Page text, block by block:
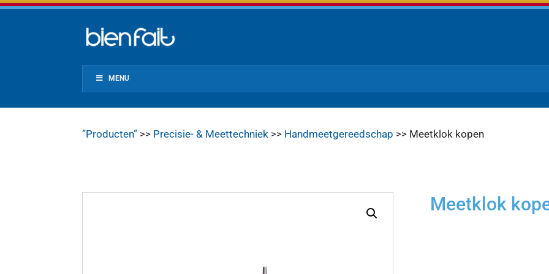
MENU
”Producten” >> Precisie- & Meettechniek >> Handmeetgereedschap >> Meetklok kopen
Meetklok